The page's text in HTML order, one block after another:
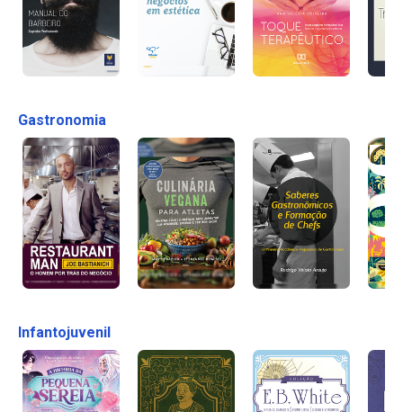
Gastronomia
Infantojuvenil